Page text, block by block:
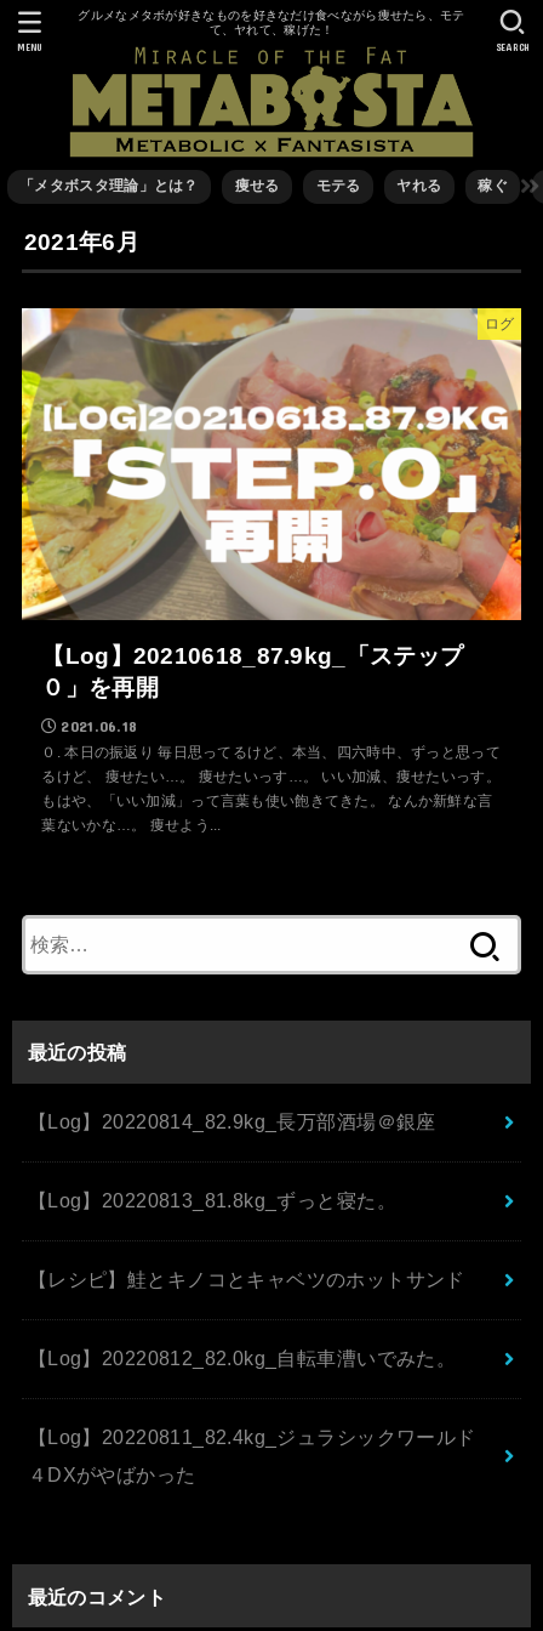
グルメなメタボが好きなものを好きなだけ食べながら痩せたら、モテ
て、ヤれて、稼げた！
「メタボスタ理論」とは？ 痩せる モテる ヤれる 稼ぐ
SEARCH
MENU
2021年6月
ログ
【Log】20210618_87.9kg_「ステップ
０」を再開
2021.06.18
０. 本日の振返り 毎日思ってるけど、本当、四六時中、ずっと思って
るけど、 痩せたい…。 痩せたいっす…。 いい加減、痩せたいっす。
もはや、「いい加減」って言葉も使い飽きてきた。 なんか新鮮な言
葉ないかな…。 痩せよう...
索:
最近の投稿
【Log】20220814_82.9kg_長万部酒場＠銀座
【Log】20220813_81.8kg_ずっと寝た。
【レシピ】鮭とキノコとキャベツのホットサンド
【Log】20220812_82.0kg_自転車漕いでみた。
【Log】20220811_82.4kg_ジュラシックワールド
４DXがやばかった
最近のコメント